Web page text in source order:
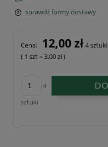
Cena nie zawiera
sprawdź formy dostawy
Cena: 12,00 zł4 sztuki
( 1 szt= 3,00 zł)
4
sztuki